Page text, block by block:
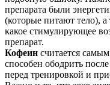
препарата были
(которые питают тело), а
какое стимулирующее
препарат.
Кофеин считается
способен ободрить
перед тренировкой и